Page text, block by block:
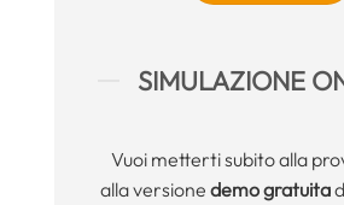
SIMULAZIONE
Vuoi metterti subito alla
alla versione demo gratuita